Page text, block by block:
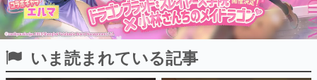
ピックアップ
いま読まれている記事